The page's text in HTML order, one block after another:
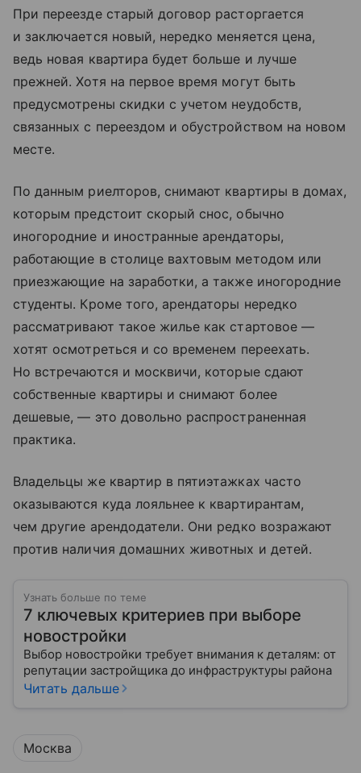
При переезде старый договор расторгается
и заключается новый, нередко меняется цена,
ведь новая квартира будет больше и лучше
прежней. Хотя на первое время могут быть
предусмотрены скидки с учетом неудобств,
связанных с переездом и обустройством на новом
месте.
По данным риелторов, снимают квартиры в домах,
которым предстоит скорый снос, обычно
иногородние и иностранные арендаторы,
работающие в столице вахтовым методом или
приезжающие на заработки, а также иногородние
студенты. Кроме того, арендаторы нередко
рассматривают такое жилье как стартовое —
хотят осмотреться и со временем переехать.
Но встречаются и москвичи, которые сдают
собственные квартиры и снимают более
дешевые, — это довольно распространенная
практика.
Владельцы же квартир в пятиэтажках часто
оказываются куда лояльнее к квартирантам,
чем другие арендодатели. Они редко возражают
против наличия домашних животных и детей.
Узнать больше по теме
7 ключевых критериев при выборе
новостройки
Выбор новостройки требует внимания к деталям: от
репутации застройщика до инфраструктуры района
Читать дальше
Москва